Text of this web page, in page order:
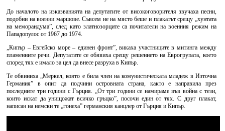
До началото на изказванията на депутатите от високоговорителя звучаха песни,
подобни на военни маршове. Съвсем не на място беше и плакатът срещу „хунтата
на меморандума”, след като златнозорците са почитатели на военния режим на
Пападопулос от 1967 до 1974.
„Кипър – Евгейско море – единен фронт”, викаха участниците в митинга между
пламенните речи. Депутатите се обявиха срещу решението на Еврогрупата, което
според тях е имало за цел да внесе разруха в Кипър.
Те обвиниха „Меркел, която е била член на комунистическата младеж в Източна
Германия” в опит да подчини островната страна, както е направила през
последните три години с Гърция. „От три години се намираме във война с тези,
които искат да унищожат всичко гръцко”, посочи един от тях. С друг плакат,
написан на немски те „гонеха” германския канцлер от Гърция и Кипър.